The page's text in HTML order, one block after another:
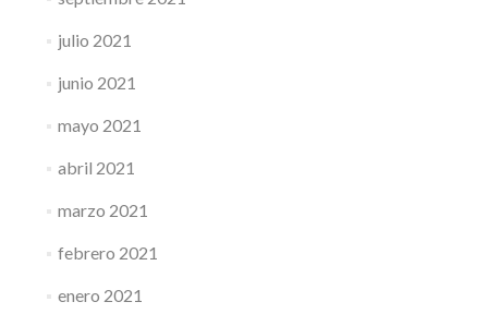
julio 2021
junio 2021
mayo 2021
abril 2021
marzo 2021
febrero 2021
enero 2021